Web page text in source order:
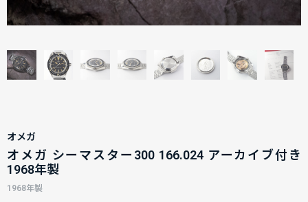
オメガ
オメガ シーマスター300 166.024 アーカイブ付き
1968年製
1968年製